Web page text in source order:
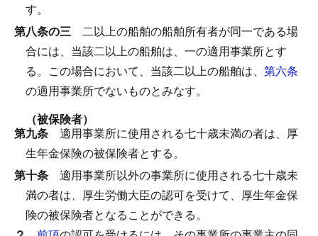
す。
第八条の三
二以上の船舶の船舶所有者が同一である場
合には、当該二以上の船舶は、一の適用事業所とす
る。 この場合において、当該二以上の船舶は、 第六条
の適用事業所でないものとみなす。
（被保険者）
第九条
適用事業所に使用される七十歳未満の者は、厚
生年金保険の被保険者とする。
第十条
適用事業所以外の事業所に使用される七十歳未
満の者は、厚生労働大臣の認可を受けて、厚生年金保
険の被保険者となることができる。